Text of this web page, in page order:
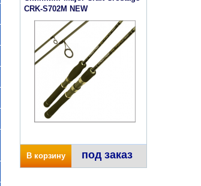
CRK-S702M NEW
В корзину под заказ